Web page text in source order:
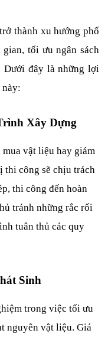
thành xu hướng phổ
tối ưu ngân sách
Dưới đây là những lợi
Xây Dựng
vật liệu hay giám
thi công sẽ chịu trách
thi công đến hoàn
tránh những rắc rối
tuân thủ các quy
Sinh
trong việc tối ưu
nguyên vật liệu. Giá